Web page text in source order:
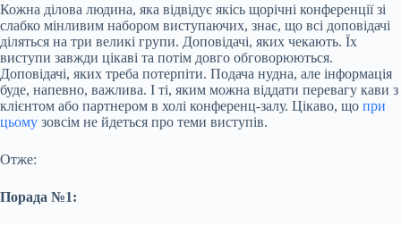
Кожна ділова людина, яка відвідує якісь щорічні конференції зі
слабко мінливим набором виступаючих, знає, що всі доповідачі
діляться на три великі групи. Доповідачі, яких чекають. Їх
виступи завжди цікаві та потім довго обговорюються.
Доповідачі, яких треба потерпіти. Подача нудна, але інформація
буде, напевно, важлива. І ті, яким можна віддати перевагу кави з
клієнтом або партнером в холі конференц-залу. Цікаво, що при
цьому зовсім не йдеться про теми виступів.
Отже:
Порада №1: